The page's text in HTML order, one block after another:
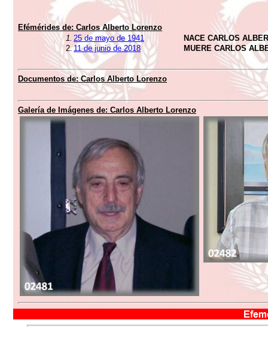
Efémérides de: Carlos Alberto Lorenzo
1. 25 de mayo de 1941
NACE CARLOS
2.11 de junio de 2018 MUERE CARLOS
Documentos de: Carlos Alberto Lorenzo
Galería de Imágenes de: Carlos Alberto Lorenzo